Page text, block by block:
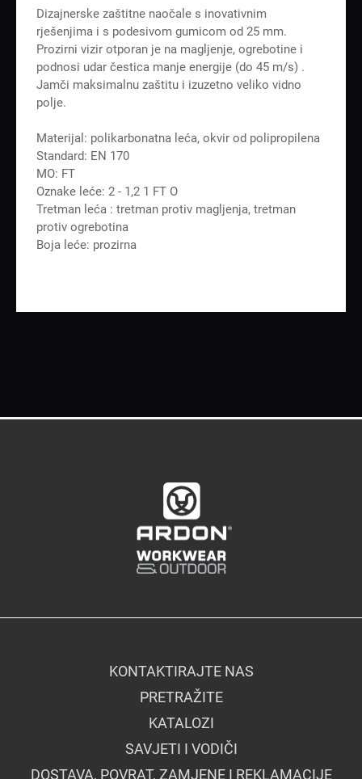
Dizajnerske zaštitne naočale s inovativnim
rješenjima i s podesivom gumicom od 25 mm.
Prozirni vizir otporan je na magljenje, ogrebotine i
podnosi udar čestica manje energije (do 45 m/s) .
Jamči maksimalnu zaštitu i izuzetno veliko vidno
polje.
Materijal: polikarbonatna leća, okvir od polipropilena
Standard: EN 170
MO: FT
Oznake leće: 2 - 1,2 1 FT O
Tretman leća : tretman protiv magljenja, tretman
protiv ogrebotina
Boja leće: prozirna
KONTAKTIRAJTE NAS
PRETRAŽITE
KATALOZI
SAVJETI I VODIČI
DOSTAVA, POVRAT, ZAMJENE I REKLAMACIJE